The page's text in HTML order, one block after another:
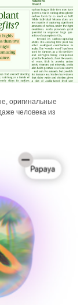
оригинальные
человека из